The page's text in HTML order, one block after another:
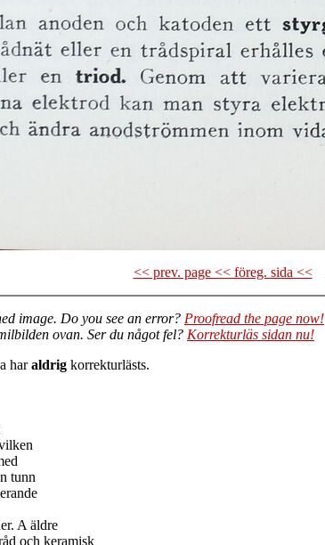
<< prev. page << föreg. sida <<
image. Do you see an error? Proofread the page now!
ovan. Ser du något fel? Korrekturläs sidan nu!
haraldrig korrekturlästs.
tunn
A äldre
och keramisk